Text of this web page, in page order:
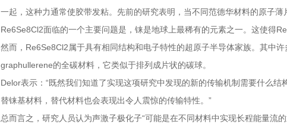
一起，这种力通常使胶带发粘。先前的研究表明，当不同范德华材料的原子
Re6Se8Cl2面临的一个主要问题是，铼是地球上最稀有的元素之一。这使得
然而，Re6Se8Cl2属于具有相同结构和电子特性的超原子半导体家族。其中
graphullerene的全碳材料，它类似于排列成片状的碳球。
Delor表示：“既然我们知道了实现这项研究中发现的新的传输机制需要什么
替铼基材料，替代材料也会表现出令人震惊的传输特性。”
总而言之，研究人员认为声激子极化子“可能是在不同材料中实现长程能量流